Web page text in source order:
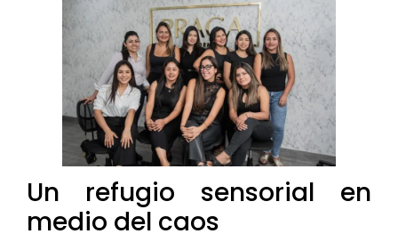
Un refugio sensorial en
medio del caos